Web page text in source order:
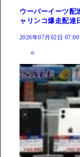
ウーバーイーツ配
ャリンコ爆走配達
2026年07月02日 07:00